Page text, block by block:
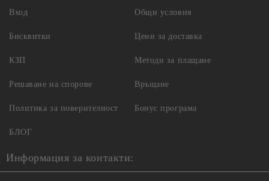
Вход Общи условия
Бисквитки
КЗП
Решаване на спорове
Политика за поверителност
Цени за доставка
Методи за плащане
Връщане
Бонус програма
БЛОГ
Информация за контакти: